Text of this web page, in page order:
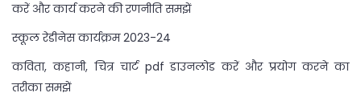
करें और कार्य करने की रणनीति समझें
स्कूल रेडीनेस कार्यक्रम 2023-24
कविता, कहानी, चित्र चार्ट pdf डाउनलोड करें और प्रयोग करने का
तरीका समझें